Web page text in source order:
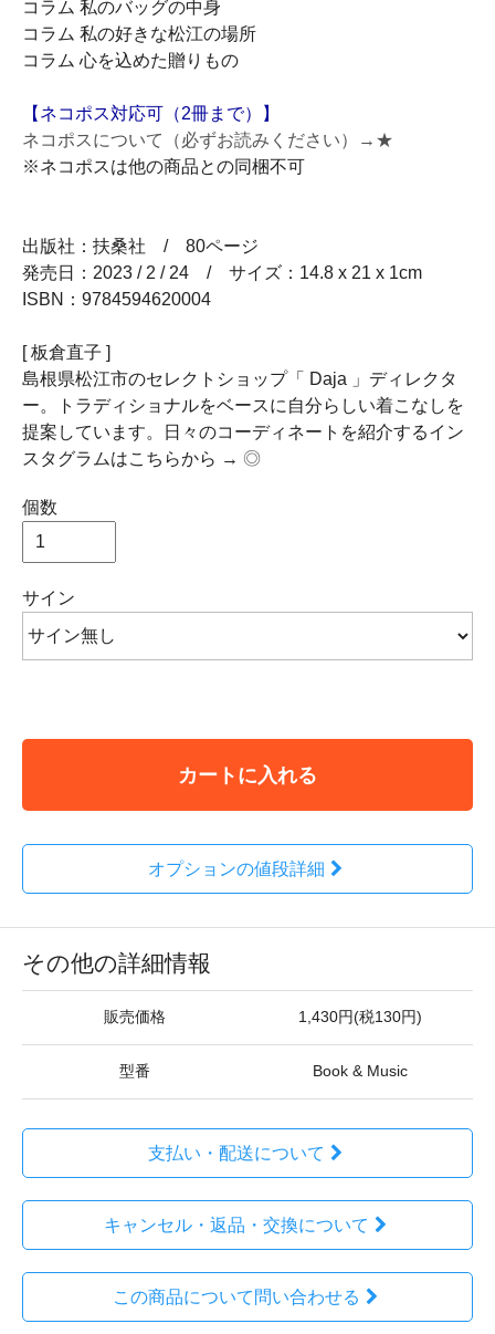
コラム 私のバッグの中身
コラム 私の好きな松江の場所
コラム 心を込めた贈りもの
【ネコポス対応可（2冊まで）】
ネコポスについて（必ずお読みください）→★
※ネコポスは他の商品との同梱不可
出版社：扶桑社 / 80ページ
発売日：2023 / 2 / 24 / サイズ：14.8 x 21 x 1cm
ISBN：9784594620004
[ 板倉直子 ]
島根県松江市のセレクトショップ「 Daja 」ディレクタ
ー。トラディショナルをベースに自分らしい着こなしを
提案しています。日々のコーディネートを紹介するイン
スタグラムはこちらから → ◎
個数
サイン
カートに入れる
オプションの値段詳細
その他の詳細情報
販売価格 1,430円(税130円)
型番 Book & Music
支払い・配送について
キャンセル・返品・交換について
この商品について問い合わせる